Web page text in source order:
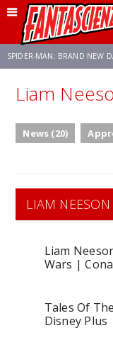
SPIDER-MAN: BRAND NEW
FRANCO RICCIARDIELLO
Liam
News (20)
LIAM NEESON
Liam
Wars |
Tales Of
Disney Plus